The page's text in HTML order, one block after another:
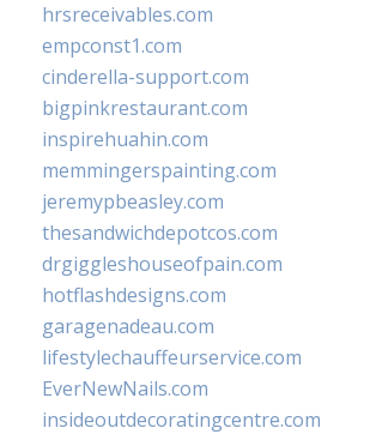
hrsreceivables.com
empconst1.com
cinderella-support.com
bigpinkrestaurant.com
inspirehuahin.com
memmingerspainting.com
jeremypbeasley.com
thesandwichdepotcos.com
drgiggleshouseofpain.com
hotflashdesigns.com
garagenadeau.com
lifestylechauffeurservice.com
EverNewNails.com
insideoutdecoratingcentre.com